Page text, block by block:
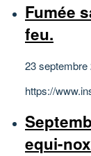
Fumée
feu.
23 septembre
https://
equi-nox